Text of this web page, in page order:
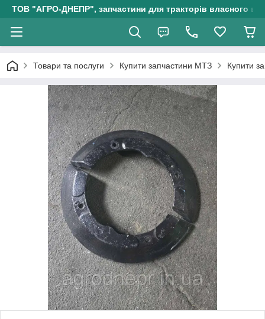
ТОВ "АГРО-ДНЕПР", запчастини для тракторів власного
Товари та послуги Купити запчастини МТЗ Купити